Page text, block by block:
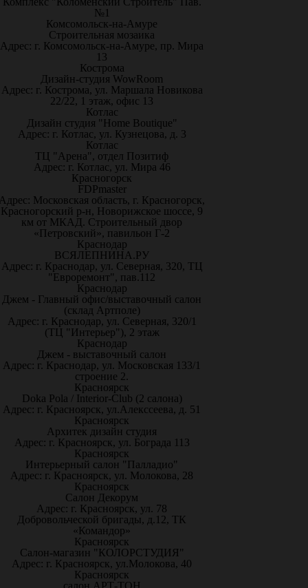
№1
Комсомольск-на-Амуре
Строительная мозаика
Адрес: г. Комсомольск-на-Амуре, пр. Мира
13
Кострома
Дизайн-студия WowRoom
Адрес: г. Кострома, ул. Маршала Новикова
22/22, 1 этаж, офис 13
Котлас
Дизайн студия "Home Boutique"
Адрес: г. Котлас, ул. Кузнецова, д. 3
Котлас
ТЦ "Арена", отдел Позитиф
Адрес: г. Котлас, ул. Мира 46
Красногорск
FDPmaster
Московская область, г. Красногорск,
Красногорский р-н, Новорижское шоссе, 9
км от МКАД. Строительный двор
«Петровский», павильон Г-2
Краснодар
ВСЯЛЕПНИНА.РУ
Адрес: г. Краснодар, ул. Северная, 320, ТЦ
"Евроремонт", пав.112
Краснодар
Джем - Главный офис/выставочный салон
(склад Артполе)
Адрес: г. Краснодар, ул. Северная, 320/1
(ТЦ "Интерьер"), 2 этаж
Краснодар
Джем - выставочный салон
Адрес: г. Краснодар, ул. Московская 133/1
строение 2.
Красноярск
Doka Pola / Interior-Club (2 салона)
Адрес: г. Красноярск, ул.Алекссеева, д. 51
Красноярск
Архитек дизайн студия
Адрес: г. Красноярск, ул. Бограда 113
Красноярск
Интерьерный салон "Палладио"
Адрес: г. Красноярск, ул. Молокова, 28
Красноярск
Салон Декорум
Адрес: г. Красноярск, ул. 78
Добровольческой бригады, д.12, ТК
«Командор»
Красноярск
Салон-магазин "КОЛОРСТУДИЯ"
Адрес: г. Красноярск, ул.Молокова, 40
Красноярск